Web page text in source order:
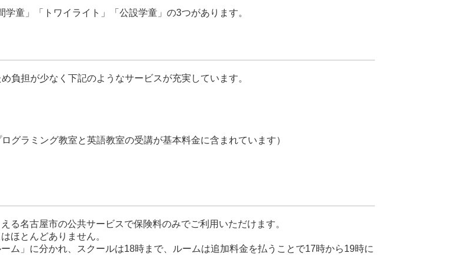
童」「トワイライト」「公設学童」の3つがあります。
負担が少なく下記のようなサービスが充実しています。
グラミング教室と英語教室の受講が基本料金に含まれています）
る名古屋市の公共サービスで保険料のみでご利用いただけます。
ほとんどありません。
ム」に分かれ、スクールは18時まで、ルームは追加料金を払うことで17時から19時に